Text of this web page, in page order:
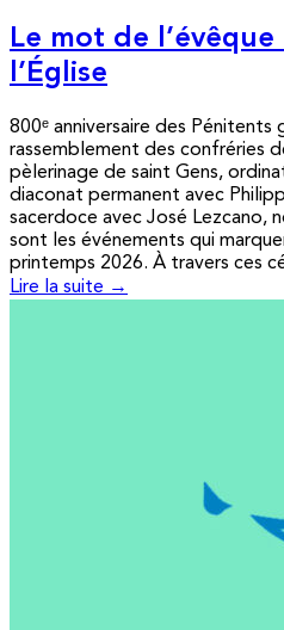
Le mot de l’évêque
l’Église
800ᵉ anniversaire des Pénitents
rassemblement des confréries
pèlerinage de saint Gens,
diaconat permanent avec
sacerdoce avec José Lezcano,
sont les événements qui
printemps 2026. À travers ces
Lire la suite →